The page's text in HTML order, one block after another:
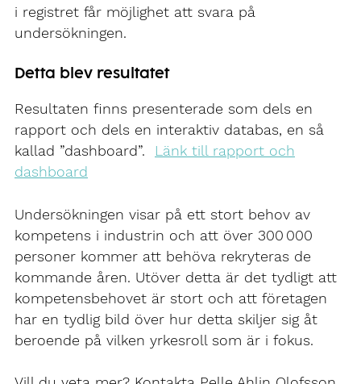
i registret får möjlighet att svara på
undersökningen.
Detta blev resultatet
Resultaten finns presenterade som dels en
rapport och dels en interaktiv databas, en så
kallad ”dashboard”. Länk till rapport och
dashboard
Undersökningen visar på ett stort behov av
kompetens i industrin och att över 300 000
personer kommer att behöva rekryteras de
kommande åren. Utöver detta är det tydligt att
kompetensbehovet är stort och att företagen
har en tydlig bild över hur detta skiljer sig åt
beroende på vilken yrkesroll som är i fokus.